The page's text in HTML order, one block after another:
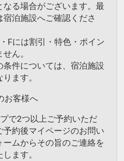
なる場合がございます。最
宿泊施設へご確認くださ
・Fには割引・特色・ポイン
ん。
条件については、宿泊施設
ます。
お客様へ
で2つ以上ご予約いただ
予約後マイページのお問い
ームからその旨のご連絡を
ます。